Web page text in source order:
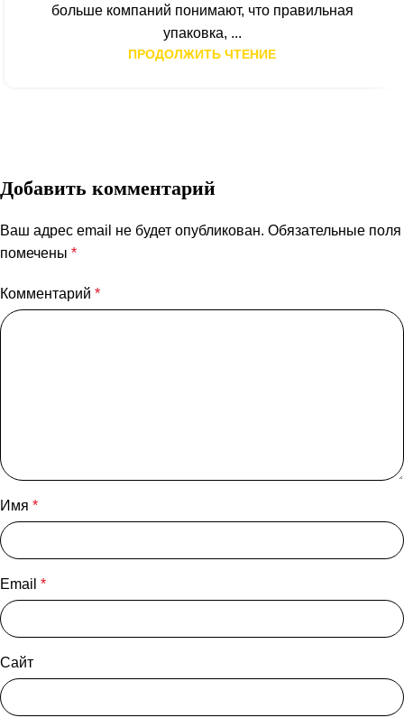
больше компаний понимают, что правильная
упаковка, ...
ПРОДОЛЖИТЬ ЧТЕНИЕ
Добавить комментарий
Ваш адрес email не будет опубликован. Обязательные поля
помечены *
Комментарий *
Имя *
Email *
Сайт